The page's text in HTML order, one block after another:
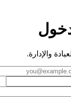
والإدارة.